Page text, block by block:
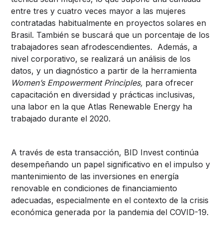
entre tres y cuatro veces mayor a las mujeres
contratadas habitualmente en proyectos solares en
Brasil. También se buscará que un porcentaje de los
trabajadores sean afrodescendientes. Además, a
nivel corporativo, se realizará un análisis de los
datos, y un diagnóstico a partir de la herramienta
Women’s Empowerment Principles, para ofrecer
capacitación en diversidad y prácticas inclusivas,
una labor en la que Atlas Renewable Energy ha
trabajado durante el 2020.
A través de esta transacción, BID Invest continúa
desempeñando un papel significativo en el impulso y
mantenimiento de las inversiones en energía
renovable en condiciones de financiamiento
adecuadas, especialmente en el contexto de la crisis
económica generada por la pandemia del COVID-19.